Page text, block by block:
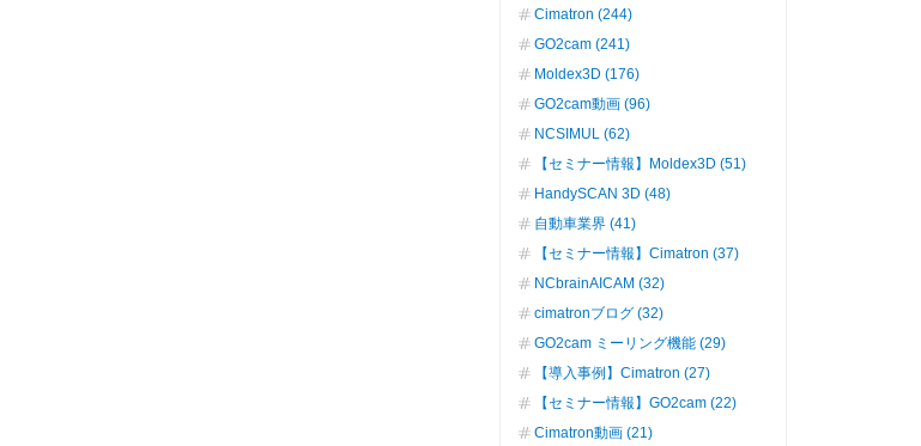
Cimatron (244)
GO2cam (241)
Moldex3D (176)
GO2cam動画 (96)
NCSIMUL (62)
【セミナー情報】Moldex3D (51)
HandySCAN 3D (48)
自動車業界 (41)
【セミナー情報】Cimatron (37)
NCbrainAICAM (32)
cimatronブログ (32)
GO2cam ミーリング機能 (29)
【導入事例】Cimatron (27)
【セミナー情報】GO2cam (22)
Cimatron動画 (21)